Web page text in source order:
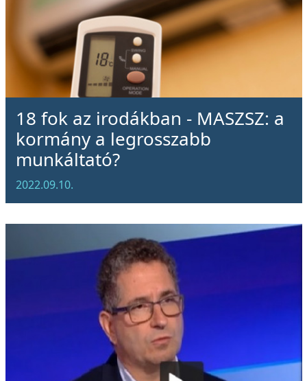
18 fok az irodákban - MASZSZ: a
kormány a legrosszabb
munkáltató?
2022.09.10.